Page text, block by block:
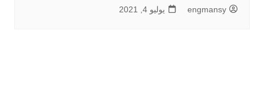
engmansy يوليو 4, 2021